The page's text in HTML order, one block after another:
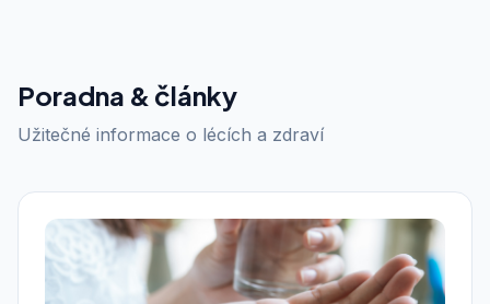
Poradna & články
Užitečné informace o lécích a zdraví